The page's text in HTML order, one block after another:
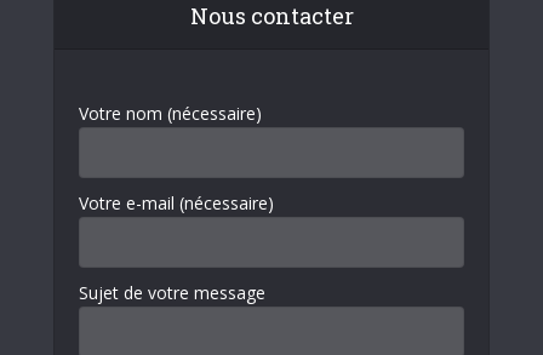
Nous contacter
Votre nom (nécessaire)
Votre e-mail (nécessaire)
Sujet de votre message